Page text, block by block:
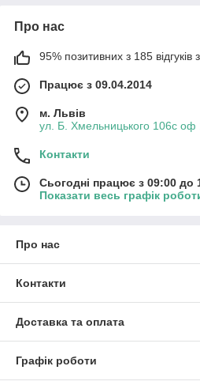
Про нас
95% позитивних з 185 відгуків
Працює з 09.04.2014
м. Львів
ул. Б. Хмельницького 106с оф
Контакти
Сьогодні працює з 09:00 до
Показати весь графік
Про нас
Контакти
Доставка та оплата
Графік роботи